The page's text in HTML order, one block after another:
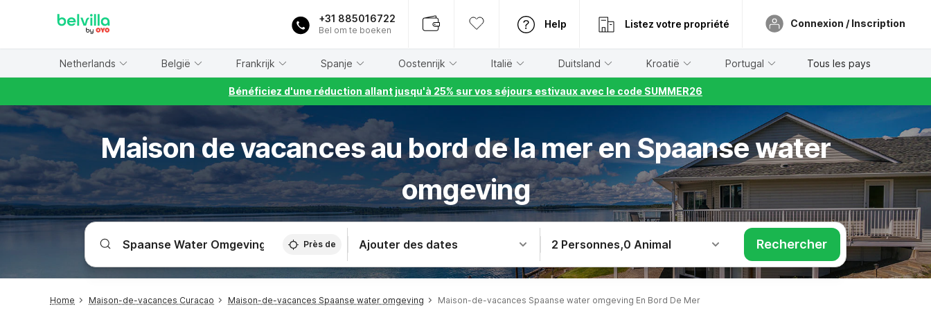
+31 885016722
Bel om te boeken
Help Listez votre propriété Connexion / Inscription
Netherlands België Frankrijk Spanje Oostenrijk Italië Duitsland Kroatië Portugal Tous les pays
Bénéficiez d'une réduction allant jusqu'à 25% sur vos séjours estivaux avec le code SUMMER26
Maison de vacances au bord de la mer en Spaanse water
omgeving
Près de Ajouter des dates 2 Personnes,0 Animal Rechercher
Home Maison-de-vacances Curacao Maison-de-vacances Spaanse water omgeving Maison-de-vacances Spaanse water omgeving En Bord De Mer